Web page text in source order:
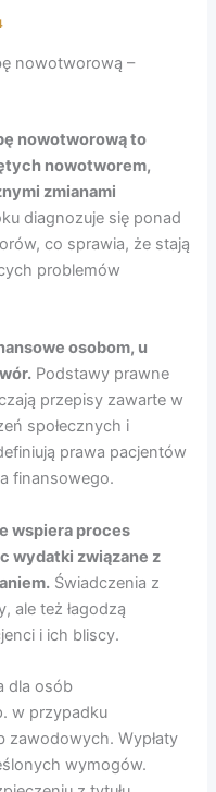
nowotworową –
nowotworową to
nowotworem,
zmianami
diagnozuje się ponad
co sprawia, że stają
problemów
osobom, u
Podstawy prawne
przepisy zawarte w
społecznych i
prawa pacjentów
finansowego.
wspiera proces
wydatki związane z
Świadczenia z
ale też łagodzą
i ich bliscy.
dla osób
w przypadku
Wypłaty
wymogów.